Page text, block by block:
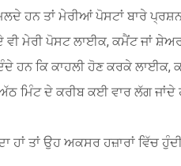
ਹਨ ਤਾਂ ਮੇਰੀਆਂ ਪੋਸਟਾਂ ਬਾਰੇ
ਮੇਰੀ ਪੋਸਟ ਲਾਈਕ, ਕਮੈਂਟ ਜਾਂ ਸ਼ੇਅਰ
ਹਨ ਕਿ ਕਾਹਲੀ ਹੋਣ ਕਰਕੇ ਲਾਈਕ,
ਮਿੰਟ ਦੇ ਕਰੀਬ ਕਈ ਵਾਰ ਲੱਗ
ਹਾਂ ਤਾਂ ਉਹ ਅਕਸਰ ਹਜ਼ਾਰਾਂ ਵਿੱਚ